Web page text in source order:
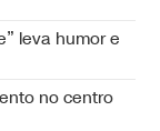
leva humor e
no centro